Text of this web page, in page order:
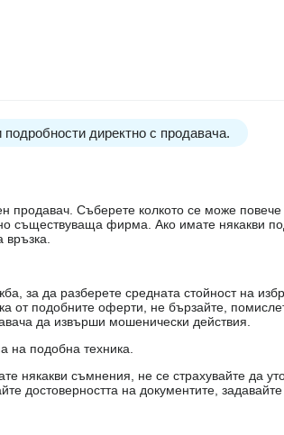
директно с продавача.
продавач. Съберете колкото се може
съществуваща фирма. Ако имате някакви
за да разберете средната стойност на
от подобните оферти, не бързайте,
да извърши мошенически действия.
на подобна техника.
някакви съмнения, не се страхувайте да
достоверността на документите,